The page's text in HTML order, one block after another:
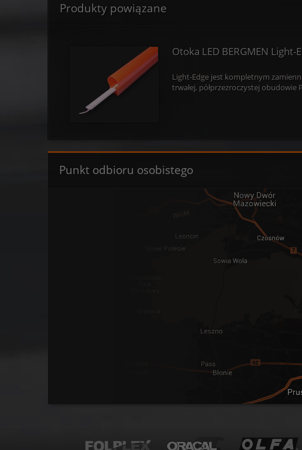
Produkty powiązane
Otoka LED BERGMEN
Light-Edge jest kompletnym
trwałej, półprzezroczystej obudowie
Punkt odbioru osobistego